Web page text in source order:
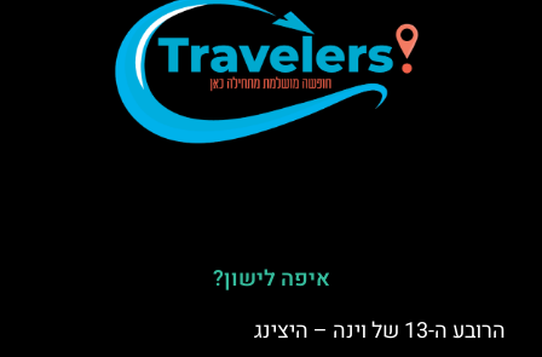
איפה לישון?
הרובע ה-13 של וינה – היצינג